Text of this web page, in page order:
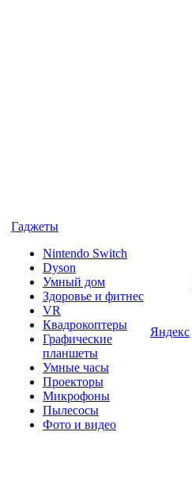
Гаджеты
Nintendo Switch
Dyson
Умный дом
Здоровье и фитнес
VR
Квадрокоптеры
Графические
планшеты
Умные часы
Проекторы
Микрофоны
Пылесосы
Фото и видео
Яндекс